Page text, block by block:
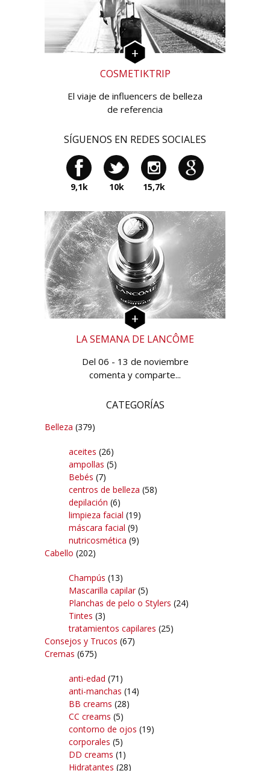
COSMETIKTRIP
El viaje de influencers de belleza
de referencia
SÍGUENOS EN REDES SOCIALES
9,1k 10k 15,7k
LA SEMANA DE LANCÔME
Del 06 - 13 de noviembre
comenta y comparte...
CATEGORÍAS
Belleza (379)
aceites (26)
ampollas (5)
Bebés (7)
centros de belleza (58)
depilación (6)
limpieza facial (19)
máscara facial (9)
nutricosmética (9)
Cabello (202)
Champús (13)
Mascarilla capilar(5)
Planchas de pelo o Stylers (24)
Tintes (3)
tratamientos capilares (25)
Consejos y Trucos (67)
Cremas (675)
anti-edad (71)
anti-manchas (14)
BB creams (28)
CC creams (5)
contorno de ojos (19)
corporales (5)
DD creams (1)
Hidratantes (28)